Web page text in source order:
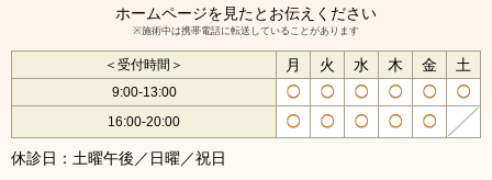
ホームページを見たとお伝えください
※施術中は携帯電話に転送していることがあります
＜受付時間＞ 月 火 水 木 金 土
9:00-13:00
16:00-20:00
休診日：土曜午後／日曜／祝日